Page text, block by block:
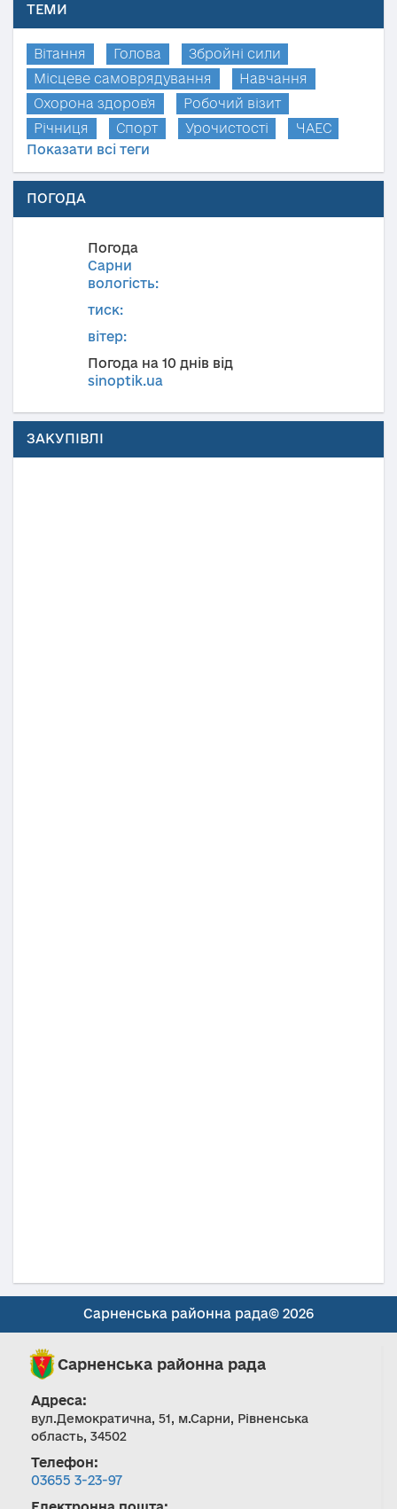
ТЕМИ
Вітання Голова
Збройні сили
Місцеве самоврядування
Навчання
Охорона здоров'я
Робочий візит
Річниця
Спорт Урочистості
ЧАЕС
Показати всі теги
ПОГОДА
Погода
Сарни
вологість:
тиск:
вітер:
Погода на 10 днів від
sinoptik.ua
ЗАКУПІВЛІ
Сарненська районна рада© 2026
Сарненська районна рада
Адреса:
вул.Демократична, 51, м.Сарни, Рівненська
область, 34502
Телефон:
03655 3-23-97